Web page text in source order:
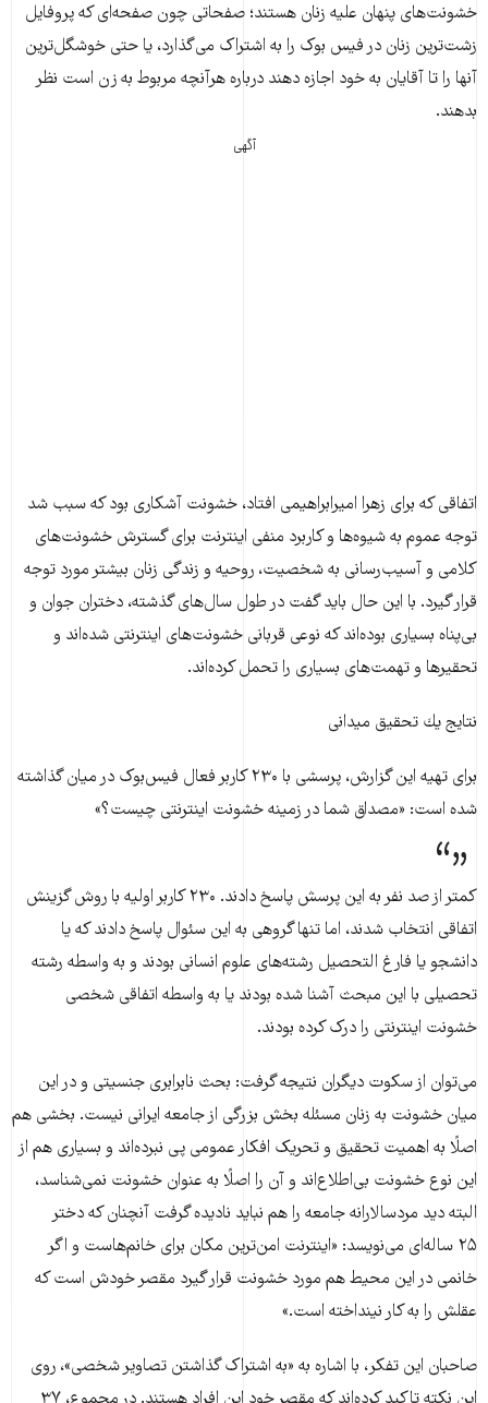
خشونت‌های پنهان علیه زنان هستند؛ صفحاتی چون صفحه‌ای که پروفایل
زشت‌ترین زنان در فیس بوک را به اشتراک می‌گذارد، یا حتی خوشگل‌ترین‌
آنها را تا آقایان به خود اجازه دهند درباره هرآنچه مربوط به زن است نظر
بدهند.
آگهی
اتفاقی که برای زهرا امیرابراهیمی افتاد، خشونت آشکاری بود که سبب شد
توجه عموم به شیوه‌ها و كاربرد منفی اینترنت برای گسترش خشونت‌های
كلامی و آسیب‌رسانی به شخصیت، روحیه و زندگی زنان بیشتر مورد توجه
قرار گیرد. با این حال باید گفت در طول سال‌های گذشته،‌ دختران جوان و
بی‌پناه بسیاری بوده‌اند كه نوعی قربانی خشونت‌های اینترنتی شده‌اند و
تحقیرها و تهمت‌های بسیاری را تحمل كرده‌اند.
نتایج یك تحقیق میدانی
برای تهیه این گزارش، پرسشی با ۲۳۰ کاربر فعال فیس‌بوک در میان گذاشته
شده است: «مصداق شما در زمینه خشونت اینترنتی چیست؟»
کمتر از صد نفر به این پرسش پاسخ دادند. ۲۳۰ کاربر اولیه با روش گزینش
اتفاقی انتخاب شدند، اما تنها گروهی به این سئوال پاسخ دادند که یا
دانشجو یا فارغ التحصیل رشته‌های علوم انسانی بودند و به واسطه رشته
تحصیلی با این مبحث آشنا شده بودند یا به واسطه اتفاقی شخصی
خشونت اینترنتی را درک کرده بودند.
می‌توان از سکوت دیگران نتیجه گرفت: بحث نابرابری جنسیتی و در این
میان خشونت به زنان مسئله بخش بزرگی از جامعه ایرانی نیست. بخشی هم
اصلًا به اهمیت تحقیق و تحریک افکار عمومی پی نبرده‌اند و بسیاری هم از
این نوع خشونت بی‌اطلاع‌اند و آن را اصلًا به عنوان خشونت نمی‌شناسد،
البته دید مردسالارانه جامعه را هم نباید نادیده گرفت آنچنان که دختر
۲۵ ساله‌ای می‌نویسد: «اینترنت امن‌ترین مکان برای خانم‌هاست و اگر
خانمی در این محیط هم مورد خشونت قرار گیرد مقصر خودش است که
عقلش را به کار نینداخته است.»
صاحبان این تفکر، با اشاره به «به اشتراک گذاشتن تصاویر شخصی»، روی